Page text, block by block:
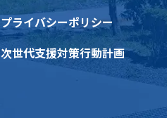
プライバシーポリシー
次世代支援対策行動計画